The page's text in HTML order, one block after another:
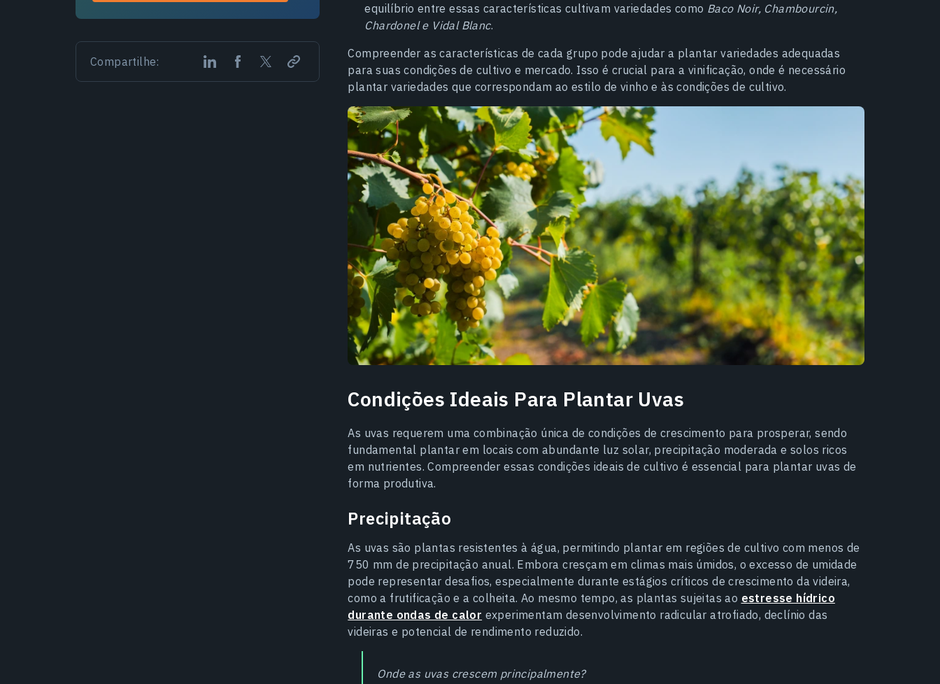
Compartilhe:
equilíbrio entre essas características cultivam variedades como Baco Noir, Chambourcin,
Chardonel e Vidal Blanc.
Compreender as características de cada grupo pode ajudar a plantar variedades adequadas
para suas condições de cultivo e mercado. Isso é crucial para a vinificação, onde é necessário
plantar variedades que correspondam ao estilo de vinho e às condições de cultivo.
Condições Ideais Para Plantar Uvas
As uvas requerem uma combinação única de condições de crescimento para prosperar, sendo
fundamental plantar em locais com abundante luz solar, precipitação moderada e solos ricos
em nutrientes. Compreender essas condições ideais de cultivo é essencial para plantar uvas de
forma produtiva.
Precipitação
As uvas são plantas resistentes à água, permitindo plantar em regiões de cultivo com menos de
750 mm de precipitação anual. Embora cresçam em climas mais úmidos, o excesso de umidade
pode representar desafios, especialmente durante estágios críticos de crescimento da videira,
como a frutificação e a colheita. Ao mesmo tempo, as plantas sujeitas ao estresse hídrico
durante ondas de calor experimentam desenvolvimento radicular atrofiado, declínio das
videiras e potencial de rendimento reduzido.
Onde as uvas crescem principalmente?